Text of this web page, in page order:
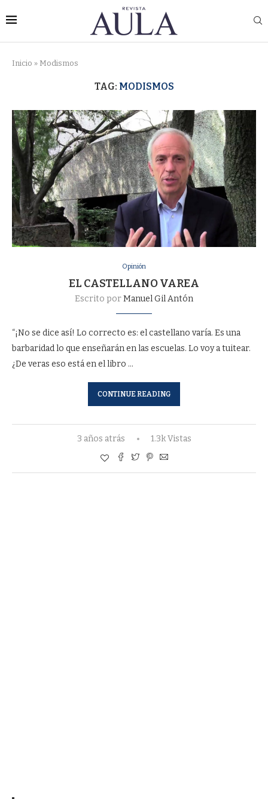
Inicio » Modismos
TAG: MODISMOS
Opinión
EL CASTELLANO VAREA
Escrito porManuel Gil Antón
“¡No se dice así! Lo correcto es: el castellano varía. Es una
barbaridad lo que enseñarán en las escuelas. Lo voy a tuitear.
¿De veras eso está en el libro …
CONTINUE READING
3 años atrás 1.3k Vistas